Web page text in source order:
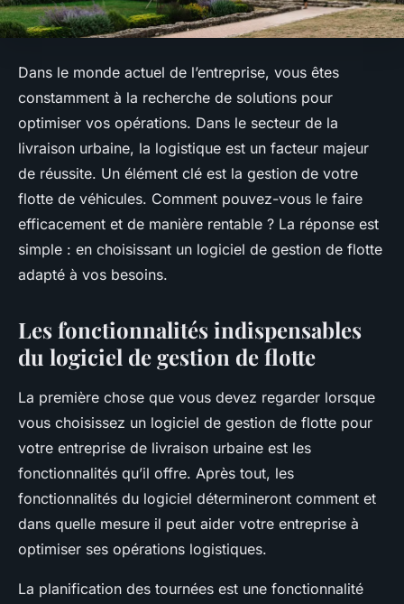
Dans le monde actuel de l’entreprise, vous êtes
constamment à la recherche de solutions pour
optimiser vos opérations. Dans le secteur de la
livraison urbaine, la logistique est un facteur majeur
de réussite. Un élément clé est la gestion de votre
flotte de véhicules. Comment pouvez-vous le faire
efficacement et de manière rentable ? La réponse est
simple : en choisissant un logiciel de gestion de flotte
adapté à vos besoins.
Les fonctionnalités indispensables
du logiciel de gestion de flotte
La première chose que vous devez regarder lorsque
vous choisissez un logiciel de gestion de flotte pour
votre entreprise de livraison urbaine est les
fonctionnalités qu’il offre. Après tout, les
fonctionnalités du logiciel détermineront comment et
dans quelle mesure il peut aider votre entreprise à
optimiser ses opérations logistiques.
La planification des tournées est une fonctionnalité